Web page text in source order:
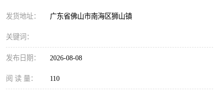
发货地址： 广东省佛山市南海区狮山镇
关键词：
发布日期： 2026-08-08
阅 读 量： 110